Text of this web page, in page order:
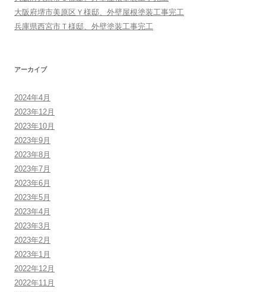
大阪府堺市美原区Ｙ様邸、外壁屋根塗装工事完工
兵庫県西宮市Ｔ様邸、外壁塗装工事完工
アーカイブ
2024年4月
2023年12月
2023年10月
2023年9月
2023年8月
2023年7月
2023年6月
2023年5月
2023年4月
2023年3月
2023年2月
2023年1月
2022年12月
2022年11月